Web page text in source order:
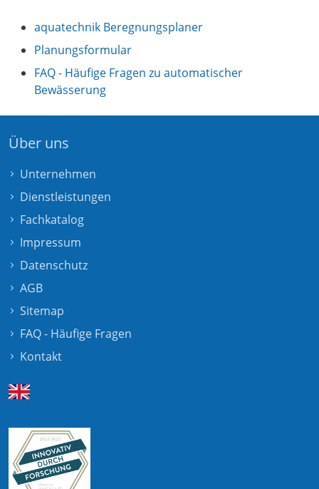
aquatechnik Beregnungsplaner
Planungsformular
FAQ - Häufige Fragen zu automatischer
Bewässerung
Über uns
Unternehmen
Dienstleistungen
Fachkatalog
Impressum
Datenschutz
AGB
Sitemap
FAQ - Häufige Fragen
Kontakt